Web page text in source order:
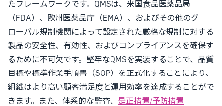
たフレームワークです。QMSは、米国食品医薬品局
（FDA）、欧州医薬品庁（EMA）、およびその他のグ
ローバル規制機関によって設定された厳格な規制に対する
製品の安全性、有効性、およびコンプライアンスを確保す
るために不可欠です。堅牢なQMSを実装することで、品質
目標や標準作業手順書（SOP）を正式化することにより、
組織はより高い顧客満足度と運用効率を達成することがで
きます。また、体系的な監査、 是正措置/予防措置